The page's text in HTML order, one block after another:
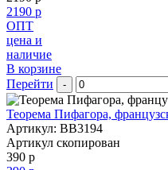
2190 р
ОПТ
цена и
наличие
В корзине
Перейти
-
Теорема Пифагора,
Артикул: BB3194
Артикул скопирован
390 р